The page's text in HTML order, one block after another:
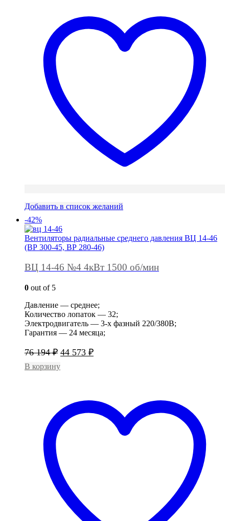
Добавить в список желаний
-42%
Вентиляторы радиальные среднего давления ВЦ 14-46
(ВР 300-45, ВР 280-46)
ВЦ 14-46 №4 4кВт 1500 об/мин
0 out of 5
Давление — среднее;
Количество лопаток — 32;
Электродвигатель — 3-х фазный 220/380В;
Гарантия — 24 месяца;
76 194₽ Первоначальная
составляла
44 573 ₽Текущая
В корзину